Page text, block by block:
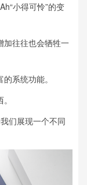
小得可怜”的变
加往往也会牺牲一
系统功能。
们展现一个不同